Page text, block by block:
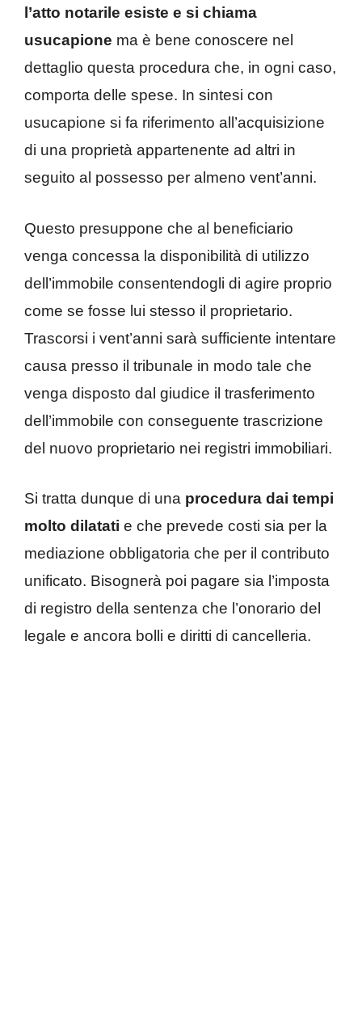
l’atto notarile esiste e si chiama
usucapione ma è bene conoscere nel
dettaglio questa procedura che, in ogni caso,
comporta delle spese. In sintesi con
usucapione si fa riferimento all’acquisizione
di una proprietà appartenente ad altri in
seguito al possesso per almeno vent’anni.
Questo presuppone che al beneficiario
venga concessa la disponibilità di utilizzo
dell’immobile consentendogli di agire proprio
come se fosse lui stesso il proprietario.
Trascorsi i vent’anni sarà sufficiente intentare
causa presso il tribunale in modo tale che
venga disposto dal giudice il trasferimento
dell’immobile con conseguente trascrizione
del nuovo proprietario nei registri immobiliari.
Si tratta dunque di una procedura dai tempi
molto dilatati e che prevede costi sia per la
mediazione obbligatoria che per il contributo
unificato. Bisognerà poi pagare sia l’imposta
di registro della sentenza che l’onorario del
legale e ancora bolli e diritti di cancelleria.